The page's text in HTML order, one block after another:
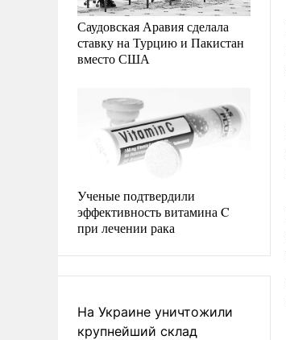
Саудовская Аравия сделала
ставку на Турцию и Пакистан
вместо США
Ученые подтвердили
эффективность витамина C
при лечении рака
На Украине уничтожили
крупнейший склад